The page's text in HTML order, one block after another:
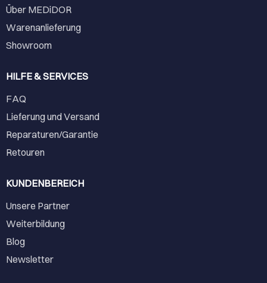
Über MEDiDOR
Warenanlieferung
Showroom
HILFE & SERVICES
FAQ
Lieferung und Versand
Reparaturen/Garantie
Retouren
KUNDENBEREICH
Unsere Partner
Weiterbildung
Blog
Newsletter